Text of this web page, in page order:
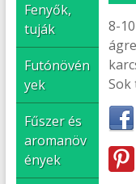
8-
Sok
Fenyők,
tuják
Futónövén
yek
Fűszer és
aromanöv
ények